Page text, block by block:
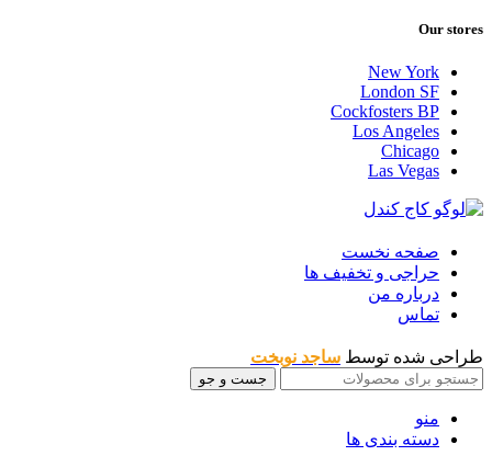
Our stores
New York
London SF
Cockfosters BP
Los Angeles
Chicago
Las Vegas
صفحه نخست
حراجی و تخفیف ها
درباره من
تماس
طراحی شده توسط ساجد نوبخت
جست و جو
منو
دسته بندی ها